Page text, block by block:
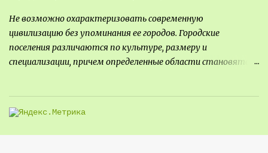
Не возможно охарактеризовать современную
цивилизацию без упоминания ее городов. Городские
поселения различаются по культуре, размеру и
специализации, причем определенные области становятся
крупнее город, тем больше мощности он приносил, однако, с
большой миграцией в сельскую местность в прошлом веке,